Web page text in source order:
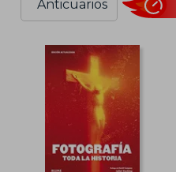
Anticuarios